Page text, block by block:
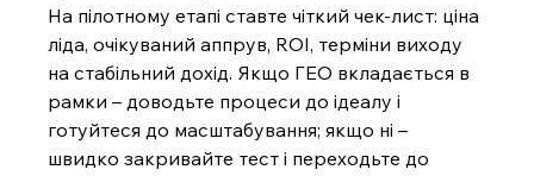
На пілотному етапі ставте чіткий чек-лист: ціна
ліда, очікуваний аппрув, ROI, терміни виходу
на стабільний дохід. Якщо ГЕО вкладається в
рамки – доводьте процеси до ідеалу і
готуйтеся до масштабування; якщо ні –
швидко закривайте тест і переходьте до